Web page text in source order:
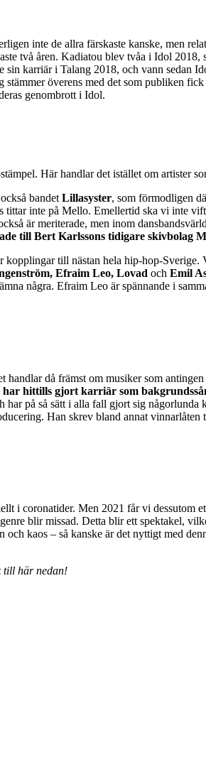
inte de allra färskaste kanske, men
två åren. Kadiatou blev tvåa i Idol
karriär i Talang 2018, och vann sedan
överens med det som publiken
genombrott i Idol.
Här handlar det istället om artister
bandet Lillasyster, som förmodligen
inte på Mello. Emellertid ska vi inte
är meriterade, men inom
till Bert Karlssons tidigare skivbolag
kopplingar till nästan hela hip-hop-
Efraim Leo, Lovad och Emil
några. Efraim Leo är spännande i
då främst om musiker som
hittills gjort karriär som
har på så sätt i alla fall gjort sig någorlunda
Han skrev bland annat
i coronatider. Men 2021 får vi dessutom
blir missad. Detta blir ett spektakel,
kaos – så kanske är det nyttigt med
till här nedan!